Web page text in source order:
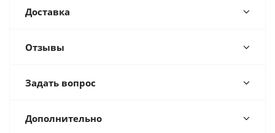
Доставка
Отзывы
Задать вопрос
Дополнительно